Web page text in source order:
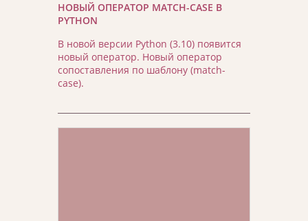
НОВЫЙ ОПЕРАТОР MATCH-CASE В
PYTHON
В новой версии Python (3.10) появится
новый оператор. Новый оператор
сопоставления по шаблону (match-
case).